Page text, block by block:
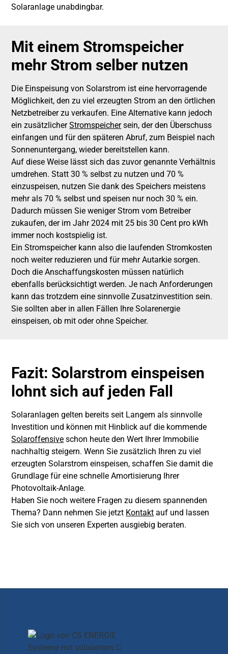
Solaranlage unabdingbar.
Mit einem Stromspeicher
mehr Strom selber nutzen
Die Einspeisung von Solarstrom ist eine hervorragende
Möglichkeit, den zu viel erzeugten Strom an den örtlichen
Netzbetreiber zu verkaufen. Eine Alternative kann jedoch
ein zusätzlicherStromspeichersein, der den Überschuss
einfangen und für den späteren Abruf, zum Beispiel nach
Sonnenuntergang, wieder bereitstellen kann.
Auf diese Weise lässt sich das zuvor genannte Verhältnis
umdrehen. Statt 30 % selbst zu nutzen und 70 %
einzuspeisen, nutzen Sie dank des Speichers meistens
mehr als 70 % selbst und speisen nur noch 30 % ein.
Dadurch müssen Sie weniger Strom vom Betreiber
zukaufen, der im Jahr 2024 mit 25 bis 30 Cent pro kWh
immer noch kostspielig ist.
Ein Stromspeicher kann also die laufenden Stromkosten
noch weiter reduzieren und für mehr Autarkie sorgen.
Doch die Anschaffungskosten müssen natürlich
ebenfalls berücksichtigt werden. Je nach Anforderungen
kann das trotzdem eine sinnvolle Zusatzinvestition sein.
Sie sollten aber in allen Fällen Ihre Solarenergie
einspeisen, ob mit oder ohne Speicher.
Fazit: Solarstrom einspeisen
lohnt sich auf jeden Fall
Solaranlagen gelten bereits seit Langem als sinnvolle
Investition und können mit Hinblick auf die kommende
Solaroffensive schon heute den Wert Ihrer Immobilie
nachhaltig steigern. Wenn Sie zusätzlich Ihren zu viel
erzeugten Solarstrom einspeisen, schaffen Sie damit die
Grundlage für eine schnelle Amortisierung Ihrer
Photovoltaik-Anlage.
Haben Sie noch weitere Fragen zu diesem spannenden
Thema? Dann nehmen Sie jetzt Kontakt auf und lassen
Sie sich von unseren Experten ausgiebig beraten.